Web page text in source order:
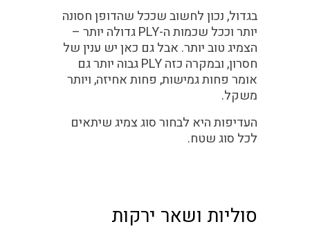
בגדול, נכון לחשוב שככל שהדופן חסונה
יותר וככל שכמות ה-PLY גדולה יותר –
הצמיג טוב יותר. אבל גם כאן יש ענין של
חסרון, ובמקרה כזה PLY גבוה יותר גם
אומר פחות גמישות, פחות אחיזה, ויותר
משקל.
העדיפות היא לבחור סוג צמיג שיתאים
לכל סוג שטח.
סוליות ושאר ירקות